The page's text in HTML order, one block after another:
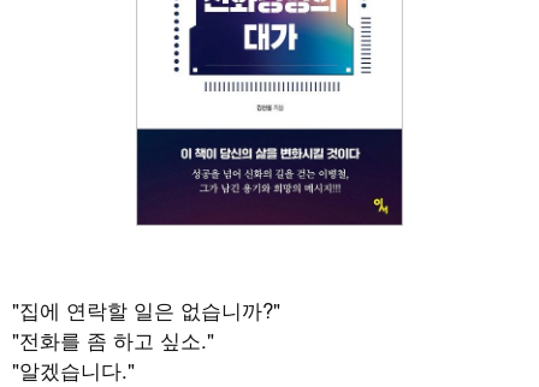
"집에 연락할 일은 없습니까?"
"전화를 좀 하고 싶소."
"알겠습니다."